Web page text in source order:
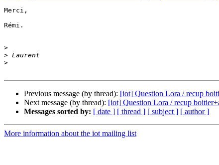
Merci,
Rémi.
>
>
>
Previous message (by thread): [iot] Question Lora / recup
Next message (by thread): [iot] Question Lora / recup
Messages sorted by: [ date ] [ thread ] [ subject ] [ author ]
More information about the iot mailing list